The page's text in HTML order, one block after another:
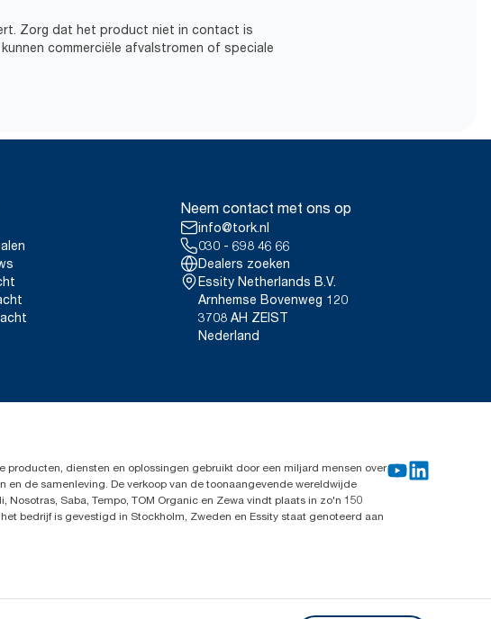
Zorg dat het product niet in contact is
commerciële afvalstromen of speciale
Neem contact met ons op
info@tork.nl
030 - 698 46 66
Dealers zoeken
Essity Netherlands B.V.
Arnhemse Bovenweg 120
3708 AH ZEIST
Nederland
diensten en oplossingen gebruikt door een miljard mensen over
en de samenleving. De verkoop van de toonaangevende wereldwijde
Saba, Tempo, TOM Organic en Zewa vindt plaats in zo'n 150
bedrijf is gevestigd in Stockholm, Zweden en Essity staat genoteerd aan